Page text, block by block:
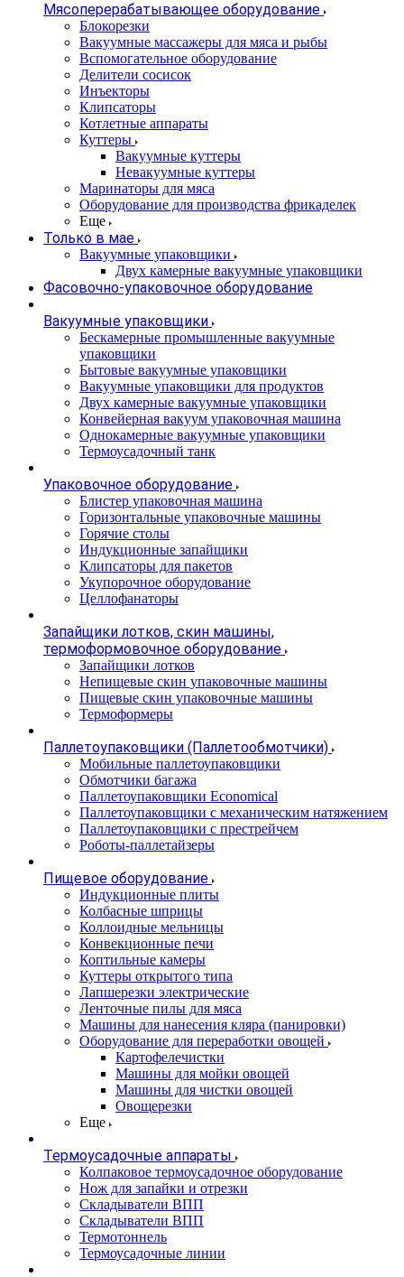
Мясоперерабатывающее оборудование
Блокорезки
Вакуумные массажеры для мяса и рыбы
Вспомогательное оборудование
Делители сосисок
Инъекторы
Клипсаторы
Котлетные аппараты
Куттеры
Вакуумные куттеры
Невакуумные куттеры
Маринаторы для мяса
Оборудование для производства фрикаделек
Еще
Только в мае
Вакуумные упаковщики
Двух камерные вакуумные упаковщики
Фасовочно-упаковочное оборудование
Вакуумные упаковщики
Бескамерные промышленные вакуумные
упаковщики
Бытовые вакуумные упаковщики
Вакуумные упаковщики для продуктов
Двух камерные вакуумные упаковщики
Конвейерная вакуум упаковочная машина
Однокамерные вакуумные упаковщики
Термоусадочный танк
Упаковочное оборудование
Блистер упаковочная машина
Горизонтальные упаковочные машины
Горячие столы
Индукционные запайщики
Клипсаторы для пакетов
Укупорочное оборудование
Целлофанаторы
Запайщики лотков, скин машины,
термоформовочное оборудование
Запайщики лотков
Непищевые скин упаковочные машины
Пищевые скин упаковочные машины
Термоформеры
Паллетоупаковщики (Паллетообмотчики)
Мобильные паллетоупаковщики
Обмотчики багажа
Паллетоупаковщики Economical
Паллетоупаковщики с механическим натяжением
Паллетоупаковщики с престрейчем
Роботы-паллетайзеры
Пищевое оборудование
Индукционные плиты
Колбасные шприцы
Коллоидные мельницы
Конвекционные печи
Коптильные камеры
Куттеры открытого типа
Лапшерезки электрические
Ленточные пилы для мяса
Машины для нанесения кляра (панировки)
Оборудование для переработки овощей
Картофелечистки
Машины для мойки овощей
Машины для чистки овощей
Овощерезки
Еще
Термоусадочные аппараты
Колпаковое термоусадочное оборудование
Нож для запайки и отрезки
Складыватели ВПП
Складыватели ВПП
Термотоннель
Термоусадочные линии